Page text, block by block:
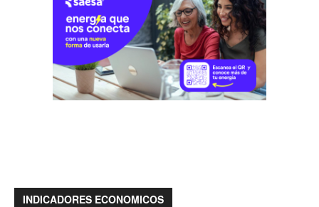
INDICADORES ECONOMICOS